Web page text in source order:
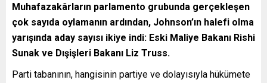
Muhafazakârların parlamento grubunda gerçekleşen
çok sayıda oylamanın ardından, Johnson’ın halefi olma
yarışında aday sayısı ikiye indi: Eski Maliye Bakanı Rishi
Sunak ve Dışişleri Bakanı Liz Truss.
Parti tabanının, hangisinin partiye ve dolayısıyla hükümete